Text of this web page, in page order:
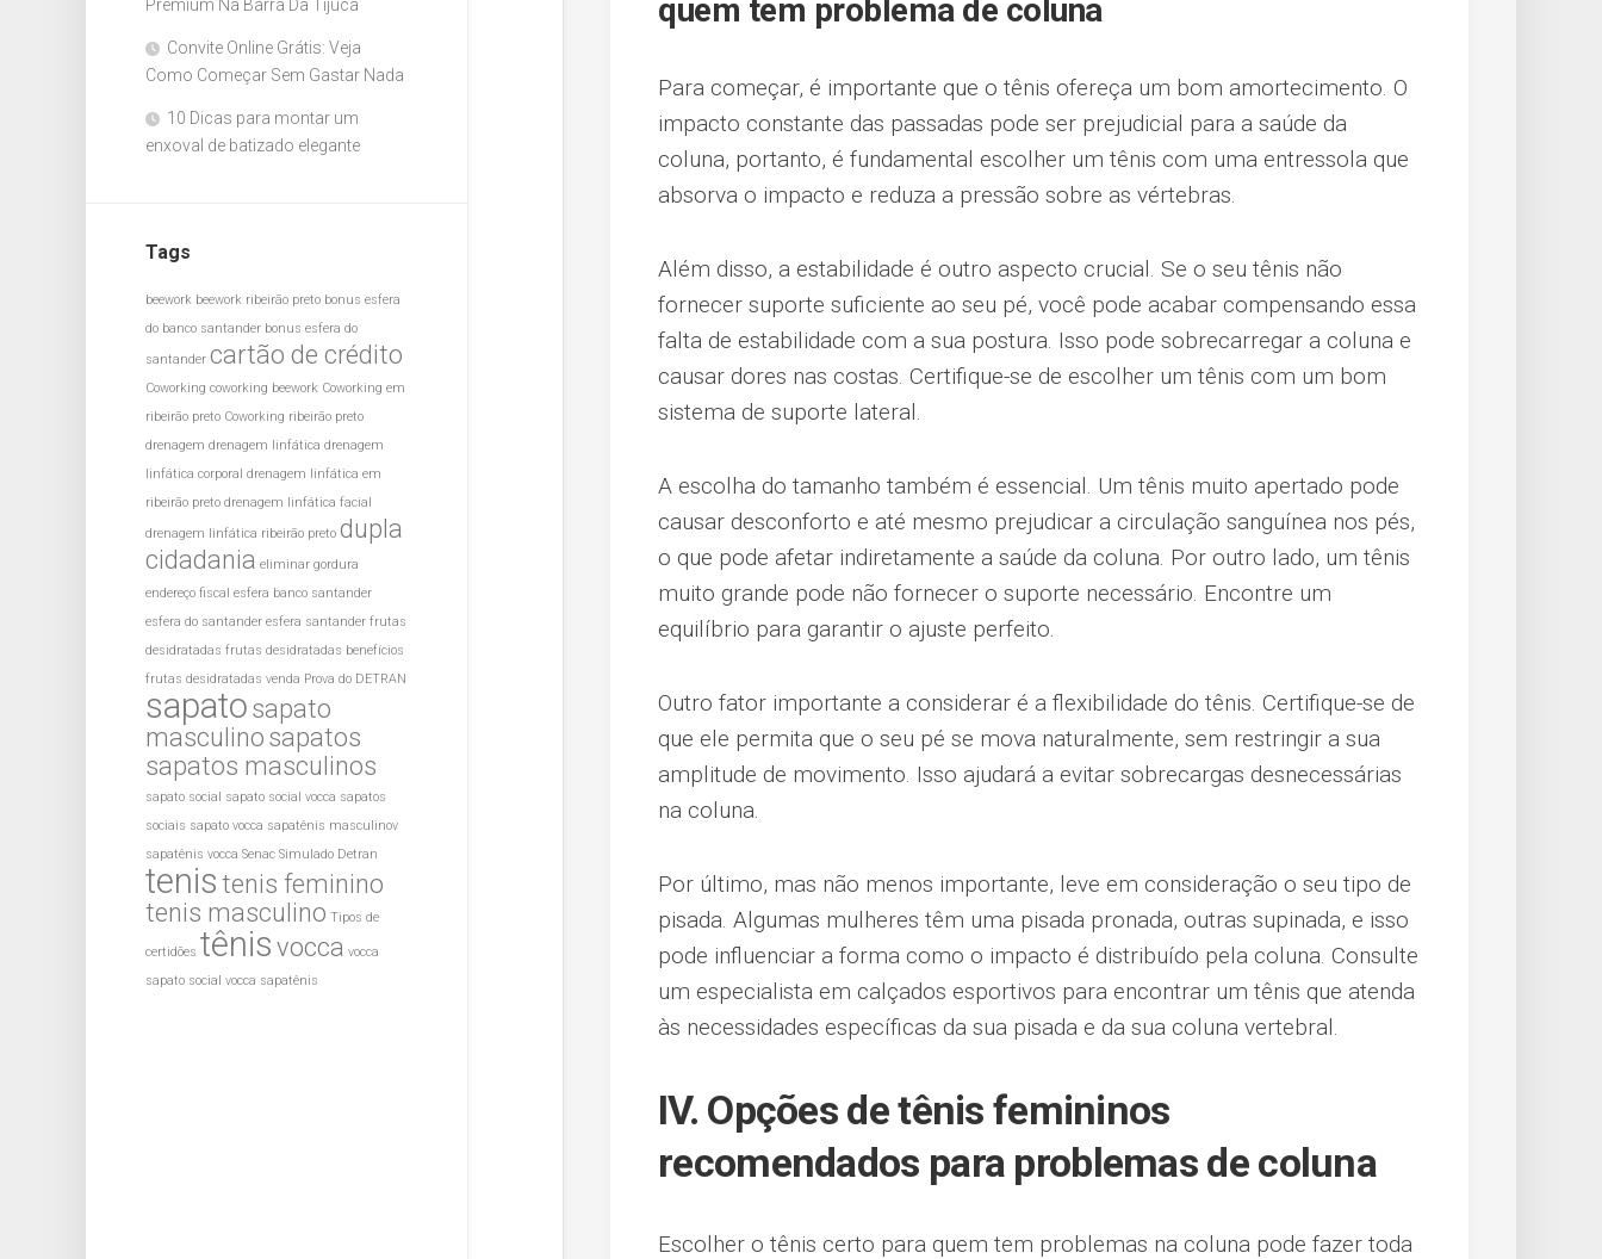
Premium Na Barra Da Tijuca
Convite Online Grátis: Veja
Como Começar Sem Gastar Nada
10 Dicas para montar um
enxoval de batizado elegante
Tags
beework beework ribeirão preto bonus esfera
do banco santander bonus esfera do
santander cartão de crédito
Coworking coworking beework Coworking em
ribeirão preto Coworking ribeirão preto
drenagem drenagem linfática drenagem
linfática corporal drenagem linfática em
ribeirão preto drenagem linfática facial
drenagem linfática ribeirão preto dupla
cidadania eliminar gordura
endereço fiscal esfera banco santander
esfera do santander esfera santander frutas
desidratadas frutas desidratadas benefícios
frutas desidratadas venda Prova do DETRAN
sapato sapato
masculino sapatos
sapatos masculinos
sapato social sapato social vocca sapatos
sociais sapato vocca sapatênis masculinov
sapatênis vocca Senac Simulado Detran
tenis tenis feminino
tenis masculino Tipos de
certidões tênis vocca vocca
sapato social vocca sapatênis
quem tem problema de coluna
Para começar, é importante que o tênis ofereça um bom amortecimento. O
impacto constante das passadas pode ser prejudicial para a saúde da
coluna, portanto, é fundamental escolher um tênis com uma entressola que
absorva o impacto e reduza a pressão sobre as vértebras.
Além disso, a estabilidade é outro aspecto crucial. Se o seu tênis não
fornecer suporte suficiente ao seu pé, você pode acabar compensando essa
falta de estabilidade com a sua postura. Isso pode sobrecarregar a coluna e
causar dores nas costas. Certifique-se de escolher um tênis com um bom
sistema de suporte lateral.
A escolha do tamanho também é essencial. Um tênis muito apertado pode
causar desconforto e até mesmo prejudicar a circulação sanguínea nos pés,
o que pode afetar indiretamente a saúde da coluna. Por outro lado, um tênis
muito grande pode não fornecer o suporte necessário. Encontre um
equilíbrio para garantir o ajuste perfeito.
Outro fator importante a considerar é a flexibilidade do tênis. Certifique-se de
que ele permita que o seu pé se mova naturalmente, sem restringir a sua
amplitude de movimento. Isso ajudará a evitar sobrecargas desnecessárias
na coluna.
Por último, mas não menos importante, leve em consideração o seu tipo de
pisada. Algumas mulheres têm uma pisada pronada, outras supinada, e isso
pode influenciar a forma como o impacto é distribuído pela coluna. Consulte
um especialista em calçados esportivos para encontrar um tênis que atenda
às necessidades específicas da sua pisada e da sua coluna vertebral.
IV. Opções de tênis femininos
recomendados para problemas de coluna
Escolher o tênis certo para quem tem problemas na coluna pode fazer toda